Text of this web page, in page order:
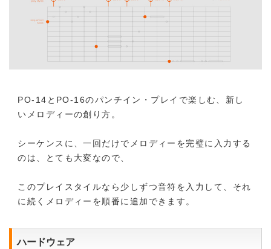
PO-14とPO-16のパンチイン・プレイで楽しむ、新し
いメロディーの創り方。
シーケンスに、一回だけでメロディーを完璧に入力する
のは、とても大変なので、
このプレイスタイルなら少しずつ音符を入力して、それ
に続くメロディーを順番に追加できます。
ハードウェア